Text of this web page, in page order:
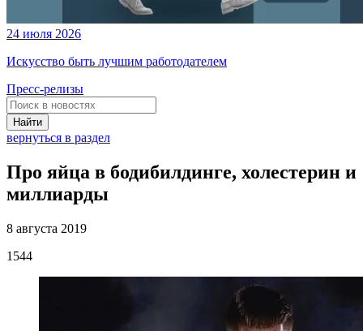
24 июля 2026
Искусство быть лучшим работодателем
Пресс-релизы
Найти
вернуться в раздел
Про яйца в бодибилдинге, холестерин и
миллиарды
8 августа 2019
1544